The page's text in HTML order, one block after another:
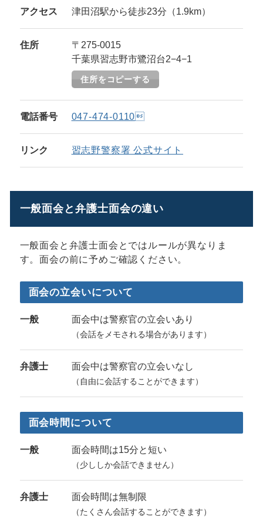
アクセス 津田沼駅から徒歩23分（1.9km）
住所
〒275-0015
千葉県習志野市鷺沼台2−4−1
住所をコピーする
電話番号 047-474-0110
リンク 習志野警察署 公式サイト
一般面会と弁護士面会の違い
一般面会と弁護士面会とではルールが異なりま
す。面会の前に予めご確認ください。
面会の立会いについて
一般 面会中は警察官の立会いあり
（会話をメモされる場合があります）
弁護士 面会中は警察官の立会いなし
（自由に会話することができます）
面会時間について
一般 面会時間は15分と短い
（少ししか会話できません）
弁護士 面会時間は無制限
（たくさん会話することができます）